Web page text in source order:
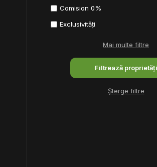
Comision 0%
Exclusivități
Mai multe filtre
Șterge filtre